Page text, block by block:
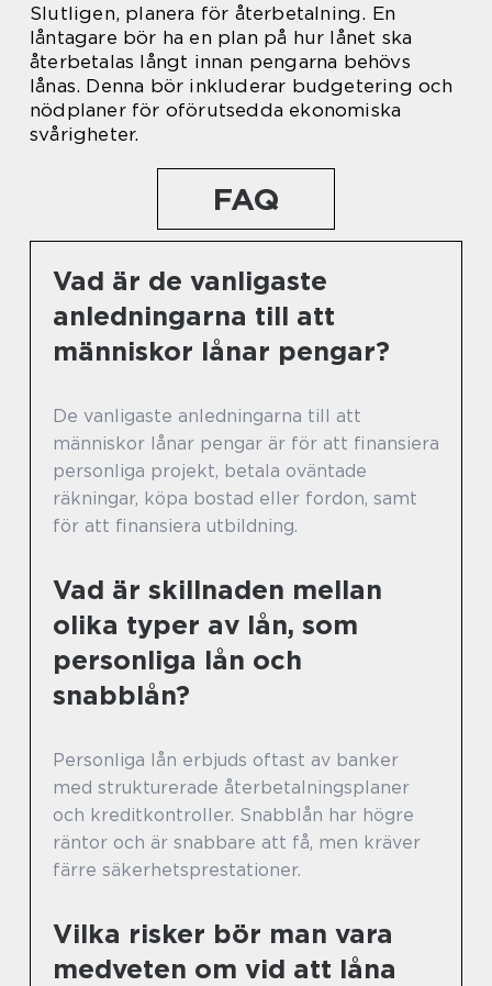
Slutligen, planera för återbetalning. En
låntagare bör ha en plan på hur lånet ska
återbetalas långt innan pengarna behövs
lånas. Denna bör inkluderar budgetering och
nödplaner för oförutsedda ekonomiska
svårigheter.
FAQ
Vad är de vanligaste
anledningarna till att
människor lånar pengar?
De vanligaste anledningarna till att
människor lånar pengar är för att finansiera
personliga projekt, betala oväntade
räkningar, köpa bostad eller fordon, samt
för att finansiera utbildning.
Vad är skillnaden mellan
olika typer av lån, som
personliga lån och
snabblån?
Personliga lån erbjuds oftast av banker
med strukturerade återbetalningsplaner
och kreditkontroller. Snabblån har högre
räntor och är snabbare att få, men kräver
färre säkerhetsprestationer.
Vilka risker bör man vara
medveten om vid att låna